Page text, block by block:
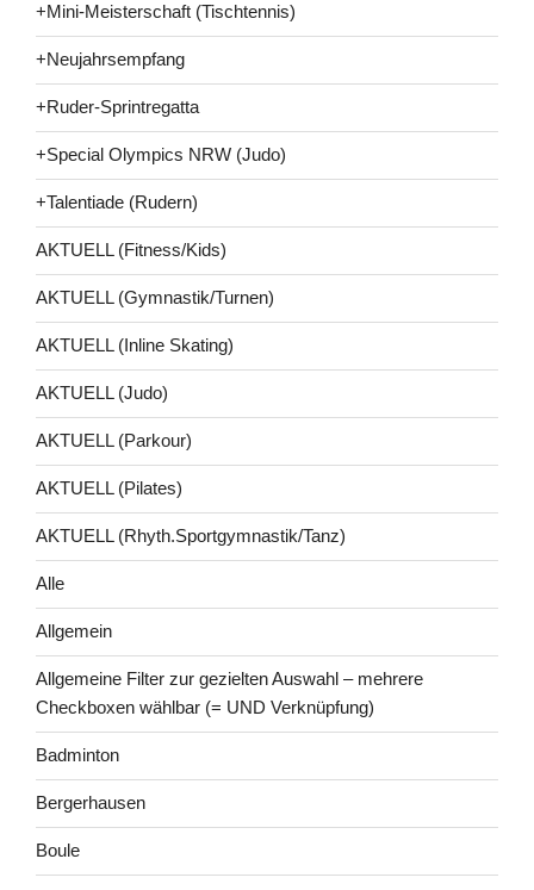
+Mini-Meisterschaft (Tischtennis)
+Neujahrsempfang
+Ruder-Sprintregatta
+Special Olympics NRW (Judo)
+Talentiade (Rudern)
AKTUELL (Fitness/Kids)
AKTUELL (Gymnastik/Turnen)
AKTUELL (Inline Skating)
AKTUELL (Judo)
AKTUELL (Parkour)
AKTUELL (Pilates)
AKTUELL (Rhyth.Sportgymnastik/Tanz)
Alle
Allgemein
Allgemeine Filter zur gezielten Auswahl – mehrere
Checkboxen wählbar (= UND Verknüpfung)
Badminton
Bergerhausen
Boule